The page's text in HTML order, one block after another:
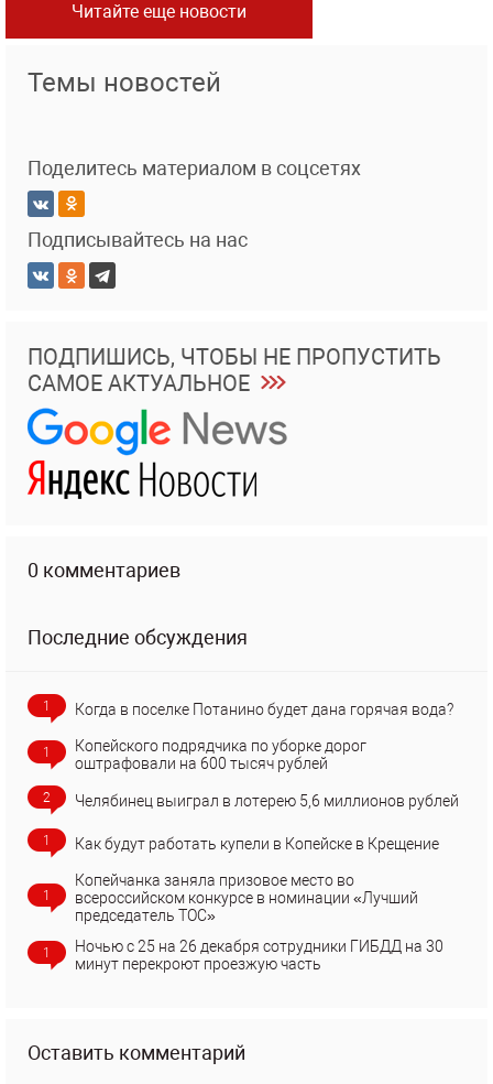
Читайте еще новости
Темы новостей
Поделитесь материалом в соцсетях
Подписывайтесь на нас
ПОДПИШИСЬ, ЧТОБЫ НЕ ПРОПУСТИТЬ
САМОЕ АКТУАЛЬНОЕ
0 комментариев
Последние обсуждения
1 Когда в поселке Потанино будет дана горячая вода?
1
Копейского подрядчика по уборке дорог
оштрафовали на 600 тысяч рублей
2 Челябинец выиграл в лотерею 5,6 миллионов рублей
1 Как будут работать купели в Копейске в Крещение
1
Копейчанка заняла призовое место во
всероссийском конкурсе в номинации «Лучший
председатель ТОС»
1
Ночью с 25 на 26 декабря сотрудники ГИБДД на 30
минут перекроют проезжую часть
Оставить комментарий